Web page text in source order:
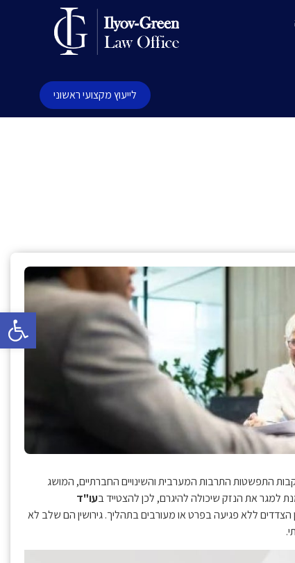
פתח
לייעוץ מקצועי ראשוני
התפשטות התרבות המערבית והשינויים החברתיים, המושג
למגר את הנזק שיכולה להיגרם, לכן להצטייד בעו"ד
הצדדים ללא פגיעה בפרט או מעורבים בתהליך. גירושין הם שלב לא